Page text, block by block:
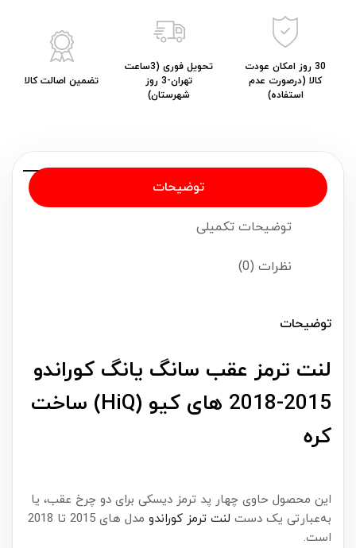
30 روز امکان عودت
کالا (درصورت عدم
استفاده)
تحویل فوری (3ساعت
تهران-3 روز
شهرستان)
تضمین اصالت کالا
توضیحات
توضیحات تکمیلی
نظرات (0)
توضیحات
لنت ترمز عقب سانگ یانگ کوراندو
2015-2018 های کیو (HiQ) ساخت
کره
این محصول حاوی چهار پد ترمز دیسکی برای دو چرخ عقب، یا
به‌عبارتی یک دست لنت ترمز کوراندو
مدل های 2015 تا 2018
است.